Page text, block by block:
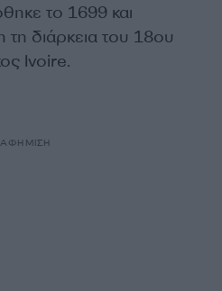
το 1699 και
διάρκεια του 18ου
Ivoire.